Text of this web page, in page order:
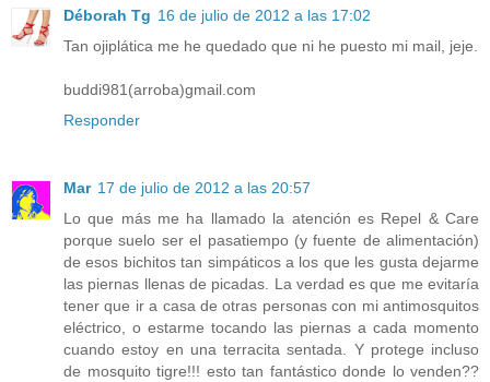
Déborah Tg 16 de julio de 2012 a las 17:02
Tan ojiplática me he quedado que ni he puesto mi mail, jeje.
buddi981(arroba)gmail.com
Responder
Mar 17 de julio de 2012 a las 20:57
Lo que más me ha llamado la atención es Repel & Care
porque suelo ser el pasatiempo (y fuente de alimentación)
de esos bichitos tan simpáticos a los que les gusta dejarme
las piernas llenas de picadas. La verdad es que me evitaría
tener que ir a casa de otras personas con mi antimosquitos
eléctrico, o estarme tocando las piernas a cada momento
cuando estoy en una terracita sentada. Y protege incluso
de mosquito tigre!!! esto tan fantástico donde lo venden??